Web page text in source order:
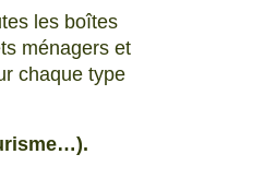
les boîtes
ménagers et
chaque type